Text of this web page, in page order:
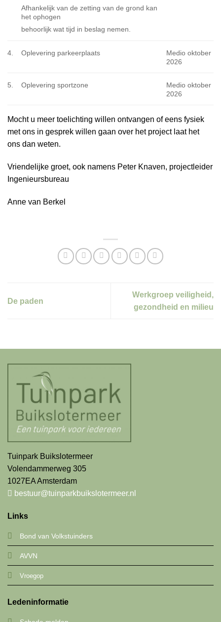
Afhankelijk van de zetting van de grond kan
het ophogen
behoorlijk wat tijd in beslag nemen.
4. Oplevering parkeerplaats
Medio oktober
2026
5. Oplevering sportzone
Medio oktober
2026
Mocht u meer toelichting willen ontvangen of eens fysiek
met ons in gesprek willen gaan over het project laat het
ons dan weten.
Vriendelijke groet, ook namens Peter Knaven, projectleider
Ingenieursbureau
Anne van Berkel
De paden
Werkgroep veiligheid,
gezondheid en milieu
Tuinpark Buikslotermeer
Volendammerweg 305
1027EA Amsterdam
bestuur@tuinparkbuikslotermeer.nl
Links
Bond van Volkstuinders
AVVN
Vroegop
Ledeninformatie